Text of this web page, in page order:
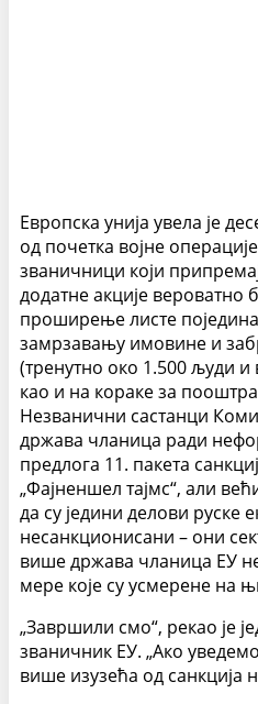
Европска унија увела је
од почетка војне
званичници који
додатне акције вероватно
проширење листе
замрзавању имовине и
(тренутно око 1.500 људи и
као и на кораке за
Незванични састанци
држава чланица ради
предлога 11. пакета
„Фајненшел тајмс“, али
да су једини делови руске
несанкционисани – они
више држава чланица ЕУ
мере које су усмерене на
„Завршили смо“, рекао је
званичник ЕУ. „Ако
више изузећа од санкција